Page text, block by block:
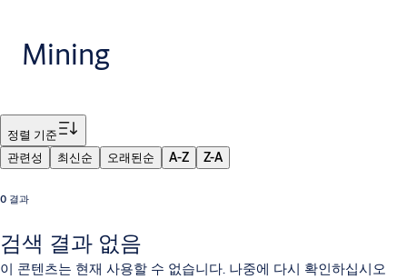
Mining
터
정렬 기준
관련성
최신순 오래된순 A-Z Z-A
0 결과
검색 결과 없음
이 콘텐츠는 현재 사용할 수 없습니다. 나중에 다시 확인하십시오